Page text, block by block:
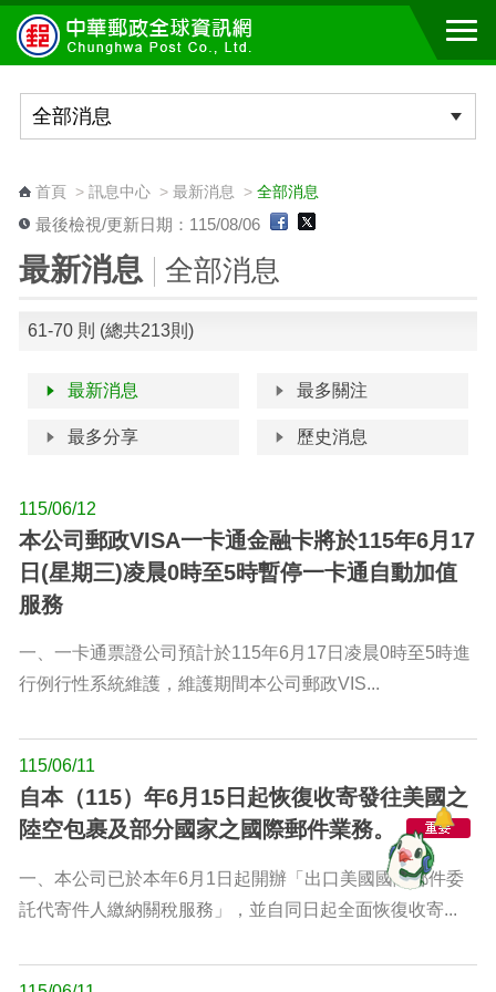
跳到主要內容區塊
首頁> 訊息中心> 最新消息 > 全部消息
最後檢視/更新日期：115/08/06
最新消息 全部消息
61-70 則 (總共213則)
最新消息 最多關注
最多分享 歷史消息
115/06/12
本公司郵政VISA一卡通金融卡將於115年6月17
日(星期三)凌晨0時至5時暫停一卡通自動加值
服務
一、一卡通票證公司預計於115年6月17日凌晨0時至5時進
行例行性系統維護，維護期間本公司郵政VIS...
115/06/11
自本（115）年6月15日起恢復收寄發往美國之
陸空包裹及部分國家之國際郵件業務。
一、本公司已於本年6月1日起開辦「出口美國國際郵件委
託代寄件人繳納關稅服務」，並自同日起全面恢復收寄...